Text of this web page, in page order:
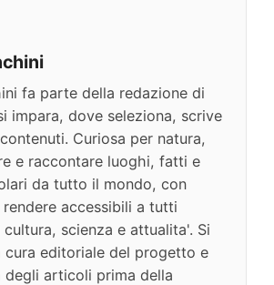
fa parte della redazione di
impara, dove seleziona, scrive
Curiosa per natura,
e raccontare luoghi, fatti e
da tutto il mondo, con
accessibili a tutti
scienza e attualita'. Si
cura editoriale del progetto e
degli articoli prima della